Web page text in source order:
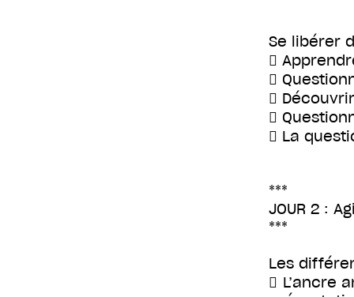
Se libérer




 La
***
JOUR 2 :
***
Les
 L’ancre